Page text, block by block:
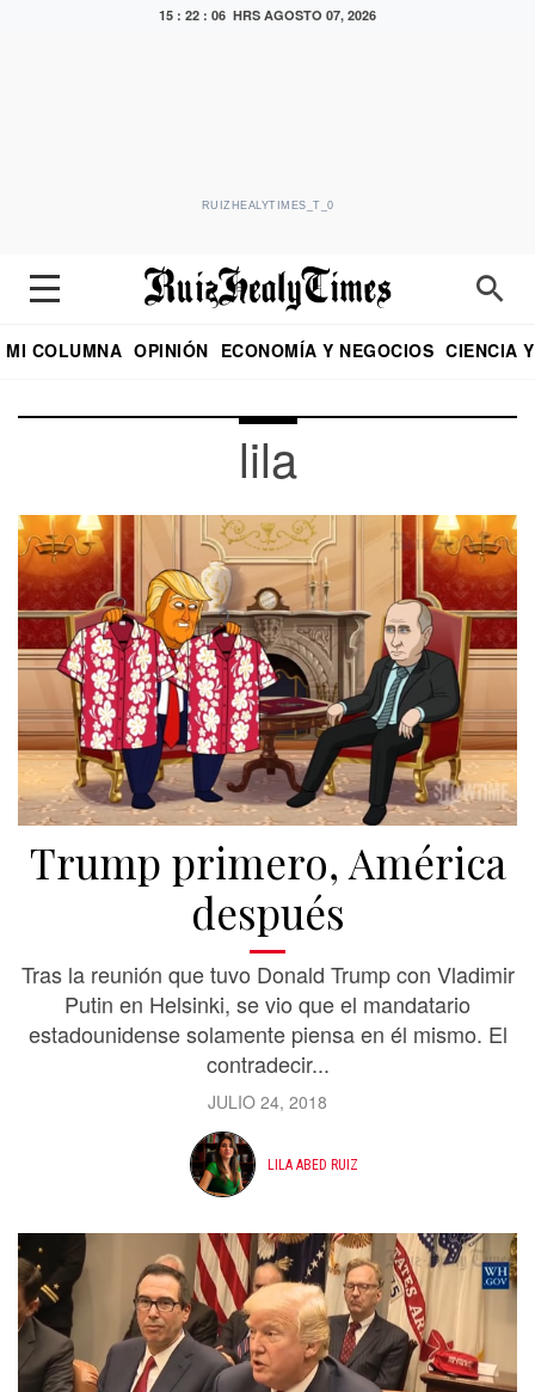
15 : 22 : 07 HRS AGOSTO 07, 2026
RUIZHEALYTIMES_T_0
MI COLUMNA OPINIÓN ECONOMÍA Y NEGOCIOS CIENCIA
lila
Trump primero, América
después
Tras la reunión que tuvo Donald Trump con Vladimir
Putin en Helsinki, se vio que el mandatario
estadounidense solamente piensa en él mismo. El
contradecir...
JULIO 24, 2018
LILA ABED RUIZ